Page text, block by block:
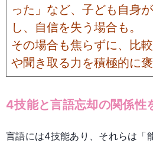
った」など、子ども自身
し、自信を失う場合も。
その場合も焦らずに、比
や聞き取る力を積極的に
4技能と言語忘却の関係性
言語には4技能あり、それらは「